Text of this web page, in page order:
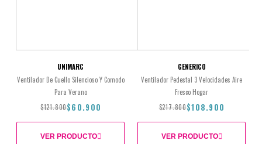
UNIMARC
Ventilador De Cuello Silencioso Y Comodo
Para Verano
$121.800$60.900
VER PRODUCTO
GENERICO
Ventilador Pedestal 3 Velocidades Aire
Fresco Hogar
$217.800$108.900
VER PRODUCTO